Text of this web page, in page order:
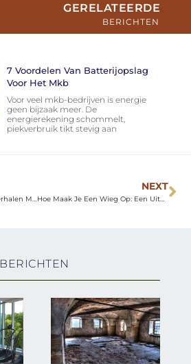
GERELATEERDE
BERICHTEN
7 Voordelen Van Batterijopslag
Voor Het Mkb
Voor veel mkb-bedrijven is energie
geen bijzaak meer. De
energierekening schommelt,
piekverbruik tikt stevig aan
Ontketen De Kracht Van Verhalen Met Animatie Laten Maken
NEXT
Hoe Maak Je Een Wieg Op: Een Uitgebreide Gids
BERICHTEN